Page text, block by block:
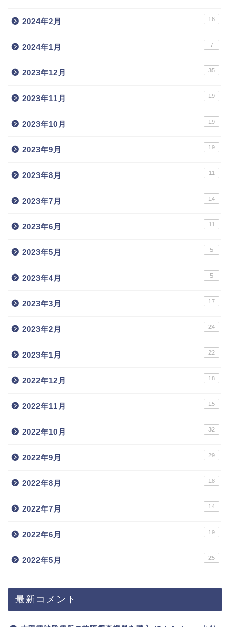
2024年2月 16
2024年1月 7
2023年12月 35
2023年11月 19
2023年10月 19
2023年9月 19
2023年8月 11
2023年7月 14
2023年6月 11
2023年5月 5
2023年4月 5
2023年3月 17
2023年2月 24
2023年1月 22
2022年12月 18
2022年11月 15
2022年10月 32
2022年9月 29
2022年8月 18
2022年7月 14
2022年6月 19
2022年5月 25
最新コメント